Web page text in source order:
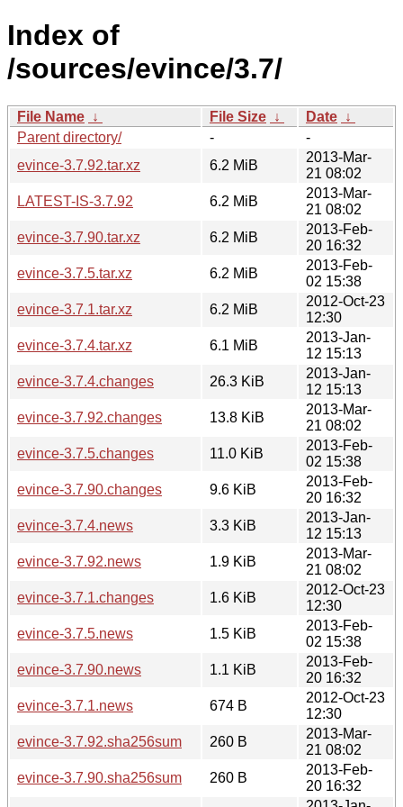
Index of
/sources/evince/3.7/
File Name ↓ File Size ↓ Date ↓
Parent directory/
-
-
evince-3.7.92.tar.xz
6.2 MiB
2013-Mar-
21 08:02
LATEST-IS-3.7.92
6.2 MiB
2013-Mar-
21 08:02
evince-3.7.90.tar.xz
6.2 MiB
2013-Feb-
20 16:32
evince-3.7.5.tar.xz
6.2 MiB
2013-Feb-
02 15:38
evince-3.7.1.tar.xz
6.2 MiB
2012-Oct-23
12:30
evince-3.7.4.tar.xz
6.1 MiB
2013-Jan-
12 15:13
evince-3.7.4.changes
26.3 KiB
2013-Jan-
12 15:13
evince-3.7.92.changes
13.8 KiB
2013-Mar-
21 08:02
evince-3.7.5.changes
11.0 KiB
2013-Feb-
02 15:38
evince-3.7.90.changes
9.6 KiB
2013-Feb-
20 16:32
evince-3.7.4.news
3.3 KiB
2013-Jan-
12 15:13
evince-3.7.92.news
1.9 KiB
2013-Mar-
21 08:02
evince-3.7.1.changes
1.6 KiB
2012-Oct-23
12:30
evince-3.7.5.news
1.5 KiB
2013-Feb-
02 15:38
evince-3.7.90.news
1.1 KiB
2013-Feb-
20 16:32
evince-3.7.1.news
674 B
2012-Oct-23
12:30
evince-3.7.92.sha256sum
260 B
2013-Mar-
21 08:02
evince-3.7.90.sha256sum
260 B
2013-Feb-
20 16:32